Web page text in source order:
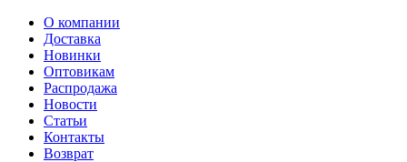
О компании
Доставка
Новинки
Оптовикам
Распродажа
Новости
Статьи
Контакты
Возврат